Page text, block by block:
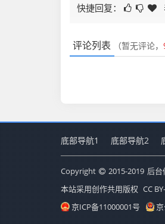
快捷回复：
评论列表 （暂无评论，
底部导航1 底部导航2
Copyright 2015-2019 后台
本站采用创作共用版权 CC
京ICP备11000001号